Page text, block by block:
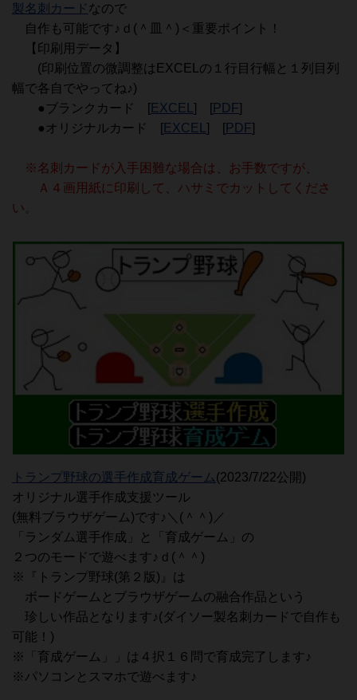
製名刺カードなので
自作も可能です♪ｄ(＾皿＾)＜重要ポイント！
【印刷用データ】
(印刷位置の微調整はEXCELの１行目行幅と１列目列
幅で各自でやってね♪)
●ブランクカード [EXCEL ] [PDF]
●オリジナルカード [EXCEL ] [PDF]
※名刺カードが入手困難な場合は、お手数ですが、
Ａ４画用紙に印刷して、ハサミでカットしてくださ
い。
トランプ野球の選手作成育成ゲーム(2023/7/22公開)
オリジナル選手作成支援ツール
(無料ブラウザゲーム)です♪＼(＾＾)／
「ランダム選手作成」と「育成ゲーム」の
２つのモードで遊べます♪ｄ(＾＾)
※『トランプ野球(第２版)』は
ボードゲームとブラウザゲームの融合作品という
珍しい作品となります♪(ダイソー製名刺カードで自作も
可能！)
※「育成ゲーム」」は４択１６問で育成完了します♪
※パソコンとスマホで遊べます♪